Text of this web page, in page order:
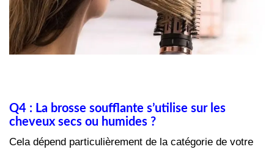
Q4 : La brosse soufflante s’utilise sur les
cheveux secs ou humides ?
Cela dépend particulièrement de la catégorie de votre